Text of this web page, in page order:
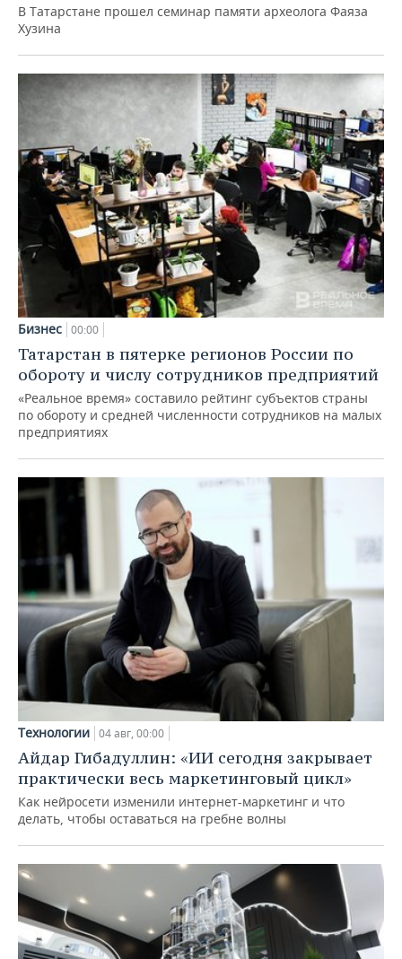
В Татарстане прошел семинар памяти археолога Фаяза
Хузина
Бизнес 00:00
Татарстан в пятерке регионов России по
обороту и числу сотрудников предприятий
«Реальное время» составило рейтинг субъектов страны
по обороту и средней численности сотрудников на малых
предприятиях
Технологии 04 авг, 00:00
Айдар Гибадуллин: «ИИ сегодня закрывает
практически весь маркетинговый цикл»
Как нейросети изменили интернет-маркетинг и что
делать, чтобы оставаться на гребне волны